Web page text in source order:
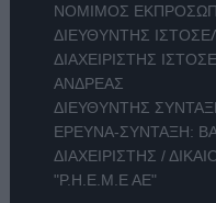
ΝΟΜΙΜΟΣ
ΔΙΕΥΘΥΝΤΗΣ
ΔΙΑΧΕΙΡΙΣΤΗΣ
ΑΝΔΡΕΑΣ
ΔΙΕΥΘΥΝΤΗΣ
ΕΡΕΥΝΑ-ΣΥΝΤΑΞΗ:
ΔΙΑΧΕΙΡΙΣΤΗΣ /
"Ρ.Η.Ε.Μ.Ε ΑΕ"